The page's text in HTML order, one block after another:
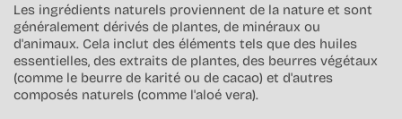
Les ingrédients naturels proviennent de la nature et sont
généralement dérivés de plantes, de minéraux ou
d'animaux. Cela inclut des éléments tels que des huiles
essentielles, des extraits de plantes, des beurres végétaux
(comme le beurre de karité ou de cacao) et d'autres
composés naturels (comme l'aloé vera).